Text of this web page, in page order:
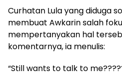
Curhatan Lula yang diduga
membuat Awkarin salah
mempertanyakan hal
komentarnya, ia menulis:
“Still wants to talk to